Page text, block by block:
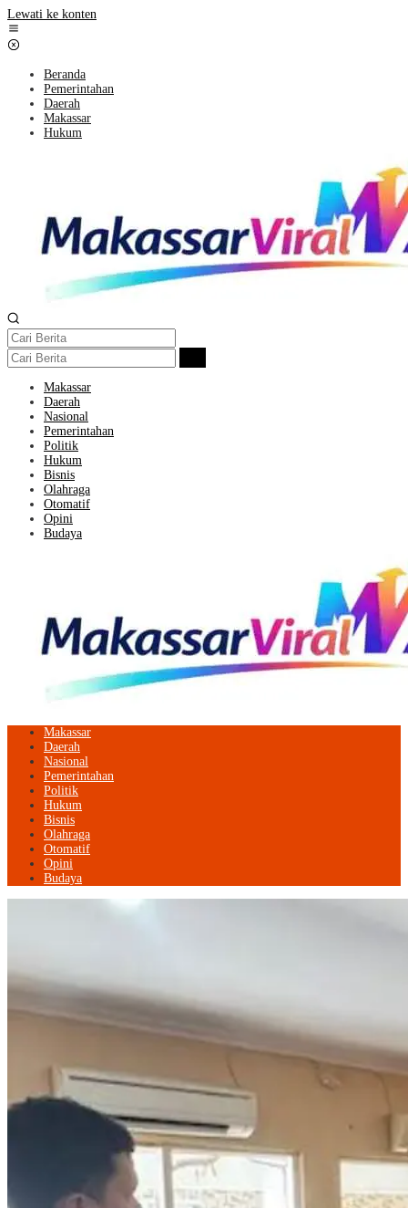
Lewati ke konten
Beranda
Pemerintahan
Daerah
Makassar
Hukum
Makassar
Daerah
Nasional
Pemerintahan
Politik
Hukum
Bisnis
Olahraga
Otomatif
Opini
Budaya
Makassar
Daerah
Nasional
Pemerintahan
Politik
Hukum
Bisnis
Olahraga
Otomatif
Opini
Budaya